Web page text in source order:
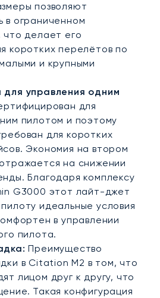
позволяют
в ограниченном
что делает его
коротких перелётов по
и крупными
управления одним
для
пилотом и поэтому
для коротких
Экономия на втором
на снижении
Благодаря комплексу
G3000 этот лайт-джет
идеальные условия
в управлении
пилота.
Преимущество
в Citation M2 в том, что
лицом друг к другу, что
Такая конфигурация